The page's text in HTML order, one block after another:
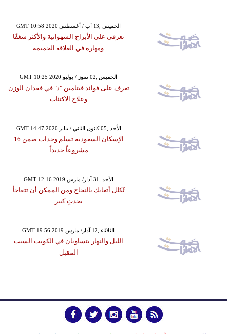
GMT 10:58 2020 الخميس ,13 آب / أغسطس
تعرفي على الأبراج الشهوانية والأكثر شغفًا
ومهارة في العلاقة الحميمة
GMT 10:25 2020 الخميس ,02 تموز / يوليو
تعرف على فوائد فيتامين "د" في فقدان الوزن
وعلاج الاكتئاب
GMT 14:47 2020 الأحد ,05 كانون الثاني / يناير
الإسكان السعودية تسلم وحدات ضمن 16
مشروعاً جديداً
GMT 12:16 2019 الأحد ,31 آذار/ مارس
تُكلل أتعابك بالنجاح ومن الممكن أن تتفاجأ
بحدثٍ كبير
GMT 19:56 2019 الثلاثاء ,12 آذار/ مارس
الليل والنهار يتساويان في الكويت السبت
المقبل